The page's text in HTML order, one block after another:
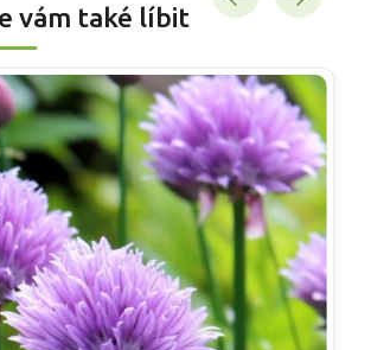
vám také líbit